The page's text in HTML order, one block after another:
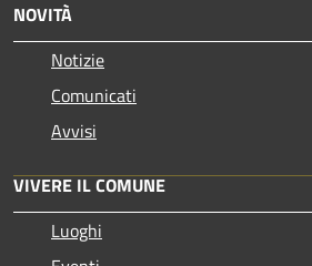
NOVITÀ
Notizie
Comunicati
Avvisi
VIVERE IL COMUNE
Luoghi